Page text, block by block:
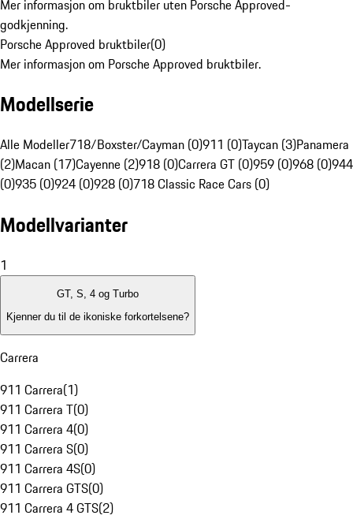
Mer informasjon om bruktbiler uten Porsche Approved-
godkjenning.
Porsche Approved bruktbiler(0)
Mer informasjon om Porsche Approved bruktbiler.
Modellserie
Alle Modeller718/Boxster/Cayman (0)911 (0)Taycan (3)Panamera
(2)Macan (17)Cayenne (2)918 (0)Carrera GT (0)959 (0)968 (0)944
(0)935 (0)924 (0)928 (0)718 Classic Race Cars (0)
Modellvarianter
1
GT, S, 4 og Turbo
Kjenner du til de ikoniske forkortelsene?
Carrera
911 Carrera(1)
911 Carrera T(0)
911 Carrera 4(0)
911 Carrera S(0)
911 Carrera 4S(0)
911 Carrera GTS(0)
911 Carrera 4 GTS(2)